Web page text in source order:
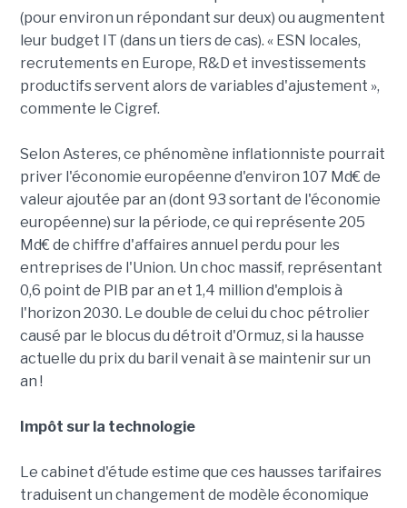
(pour environ un répondant sur deux) ou augmentent
leur budget IT (dans un tiers de cas). « ESN locales,
recrutements en Europe, R&D et investissements
productifs servent alors de variables d'ajustement »,
commente le Cigref.
Selon Asteres, ce phénomène inflationniste pourrait
priver l'économie européenne d'environ 107 Md€ de
valeur ajoutée par an (dont 93 sortant de l'économie
européenne) sur la période, ce qui représente 205
Md€ de chiffre d'affaires annuel perdu pour les
entreprises de l'Union. Un choc massif, représentant
0,6 point de PIB par an et 1,4 million d'emplois à
l'horizon 2030. Le double de celui du choc pétrolier
causé par le blocus du détroit d'Ormuz, si la hausse
actuelle du prix du baril venait à se maintenir sur un
an !
Impôt sur la technologie
Le cabinet d'étude estime que ces hausses tarifaires
traduisent un changement de modèle économique